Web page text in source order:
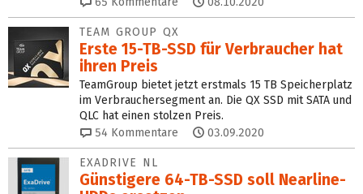
TEAM GROUP QX
Erste 15-TB-SSD für Verbraucher hat
ihren Preis
TeamGroup bietet jetzt erstmals 15 TB Speicherplatz
im Verbrauchersegment an. Die QX SSD mit SATA und
QLC hat einen stolzen Preis.
54 Kommentare 03.09.2020
EXADRIVE NL
Günstigere 64-TB-SSD soll Nearline-